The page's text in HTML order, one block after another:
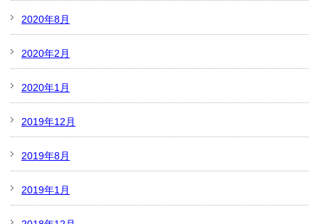
2020年8月
2020年2月
2020年1月
2019年12月
2019年8月
2019年1月